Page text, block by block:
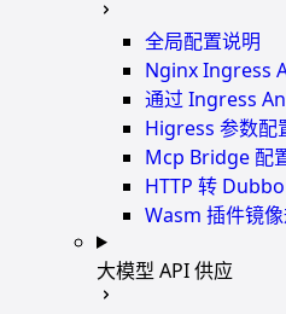
全局配置说明
Nginx Ingress
通过 Ingress
Higress 参数配
Mcp Bridge 配
HTTP 转
Wasm 插件镜
大模型 API 供应